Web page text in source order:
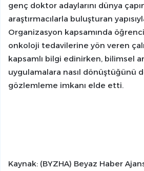
genç doktor adaylarını dünya
araştırmacılarla buluşturan
Organizasyon kapsamında
onkoloji tedavilerine yön veren
kapsamlı bilgi edinirken, bilimsel
uygulamalara nasıl dönüştüğünü
gözlemleme imkanı elde etti.
Kaynak: (BYZHA) Beyaz Haber